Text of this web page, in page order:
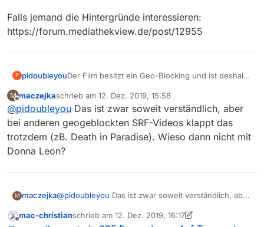
Falls jemand die Hintergründe interessieren:
https://forum.mediathekview.de/post/12955
P pidoubleyouDer Film besitzt ein Geo-Blocking und ist deshalb
aktuell für diese Filme keine gültige URL ermitteln,
deshalb ist der Film nicht in der Liste.
Falls jemand die Hintergründe interessieren:
https://forum.mediathekview.de/post/12955
M
Offline
maczejkaschrieb am 12. Dez. 2019, 15:58
zuletzt editiert von
@pidoubleyou Das ist zwar soweit verständlich, aber
bei anderen geogeblockten SRF-Videos klappt das
trotzdem (zB. Death in Paradise). Wieso dann nicht mit
Donna Leon?
M maczejka@pidoubleyou Das ist zwar soweit verständlich, aber
trotzdem (zB. Death in Paradise). Wieso dann nicht
Offline
mac-christianschrieb am 12. Dez. 2019, 16:17
zuletzt editiert von mac-christian